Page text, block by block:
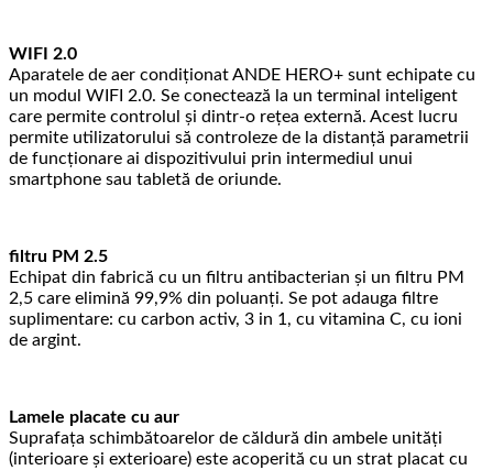
WIFI 2.0
Aparatele de aer condiționat ANDE HERO+ sunt echipate cu
un modul WIFI 2.0. Se conectează la un terminal inteligent
care permite controlul și dintr-o rețea externă. Acest lucru
permite utilizatorului să controleze de la distanță parametrii
de funcționare ai dispozitivului prin intermediul unui
smartphone sau tabletă de oriunde.
filtru PM 2.5
Echipat din fabrică cu un filtru antibacterian și un filtru PM
2,5 care elimină 99,9% din poluanți. Se pot adauga filtre
suplimentare: cu carbon activ, 3 in 1, cu vitamina C, cu ioni
de argint.
Lamele placate cu aur
Suprafața schimbătoarelor de căldură din ambele unități
(interioare și exterioare) este acoperită cu un strat placat cu